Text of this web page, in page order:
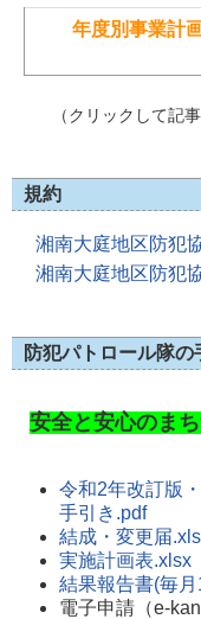
年度別事業計
（クリックして記事
規約
湘南大庭地区防犯
湘南大庭地区防犯
防犯パトロール隊の
安全と安心のま
令和2年改訂版
手引き.pdf
結成・変更届
実施計画表.xlsx
結果報告書(毎
電子申請（e-